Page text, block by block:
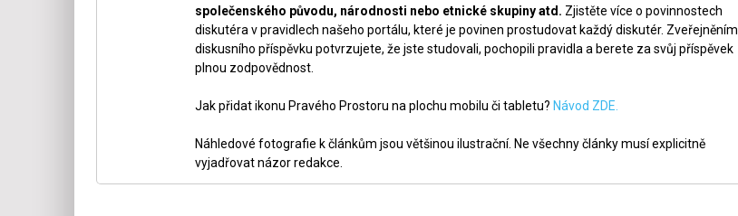
společenského původu, národnosti nebo etnické skupiny atd. Zjistěte více o povinnostech
diskutéra v pravidlech našeho portálu, které je povinen prostudovat každý diskutér. Zveřejněním
diskusního příspěvku potvrzujete, že jste studovali, pochopili pravidla a berete za svůj příspěvek
plnou zodpovědnost.
Jak přidat ikonu Pravého Prostoru na plochu mobilu či tabletu? Návod ZDE.
Náhledové fotografie k článkům jsou většinou ilustrační. Ne všechny články musí explicitně
vyjadřovat názor redakce.